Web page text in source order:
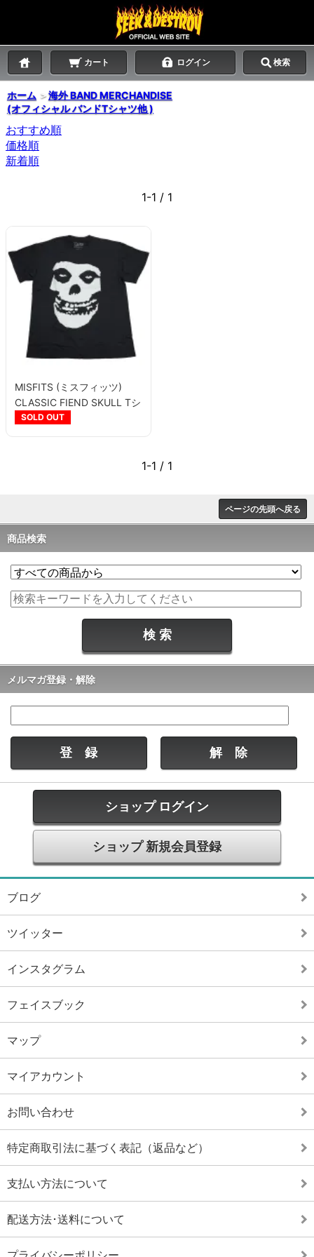
カート ログイン 検索
ホーム ＞海外 BAND MERCHANDISE
(オフィシャル バンドTシャツ他 )
おすすめ順
価格順
新着順
1-1 / 1
MISFITS (ミスフィッツ)
CLASSIC FIEND SKULL Tシ
ャツ
SOLD OUT
1-1 / 1
ページの先頭へ戻る
商品検索
メルマガ登録・解除
ショップ ログイン
ショップ 新規会員登録
ブログ
ツイッター
インスタグラム
フェイスブック
マップ
マイアカウント
お問い合わせ
特定商取引法に基づく表記（返品など）
支払い方法について
配送方法･送料について